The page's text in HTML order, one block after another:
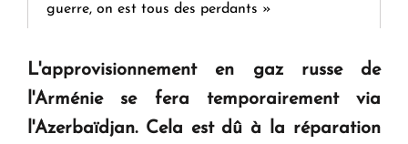
guerre, on est tous des perdants »
" Tant qu'il n'existe pas d'alternative concrète, la
question d'un référendum ne se pose pas. "
L'approvisionnement en gaz russe de
l'Arménie se fera temporairement via
l'Azerbaïdjan. Cela est dû à la réparation